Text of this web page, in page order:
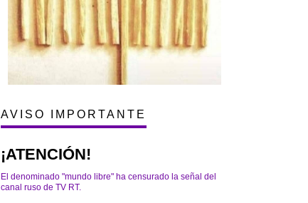
AVISO IMPORTANTE
¡ATENCIÓN!
El denominado "mundo libre" ha censurado la señal del
canal ruso de TV RT.